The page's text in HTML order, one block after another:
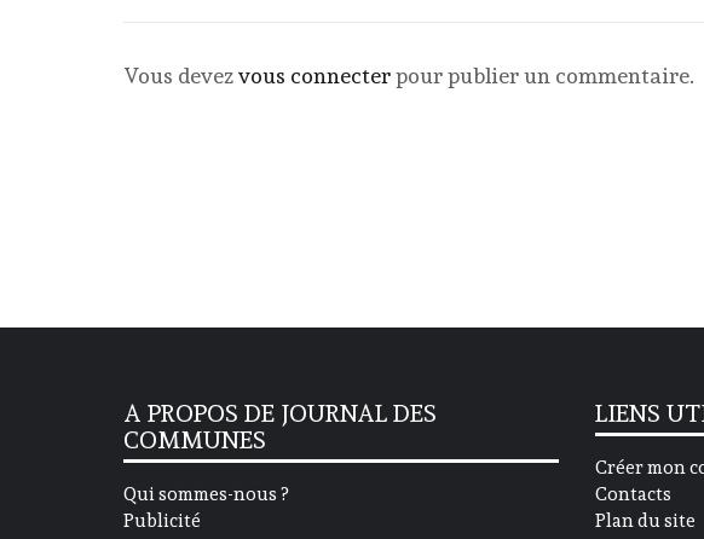
Vous devezvous connecterpour publier un commentaire.
A PROPOS DE JOURNAL DES
COMMUNES
Qui sommes-nous ?
Publicité
LIENS
Créer mon
Contacts
Plan du site